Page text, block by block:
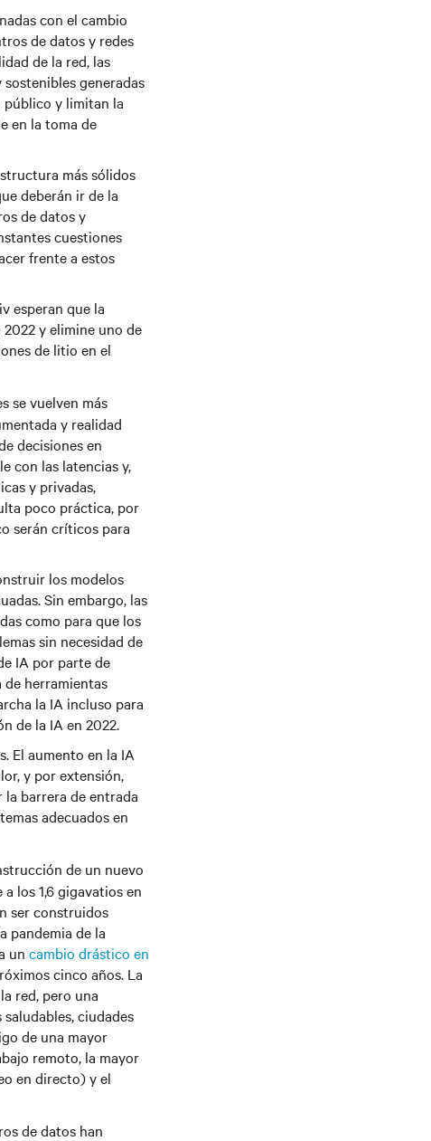
con el cambio
de datos y redes
de la red, las
generadas
público y limitan la
en la toma de
más sólidos
deberán ir de la
de datos y
cuestiones
frente a estos
esperan que la
y elimine uno de
de litio en el
se vuelven más
y realidad
decisiones en
con las latencias y,
y privadas,
poco práctica, por
serán críticos para
los modelos
Sin embargo, las
como para que los
sin necesidad de
IA por parte de
de herramientas
la IA incluso para
de la IA en 2022.
El aumento en la IA
y por extensión,
barrera de entrada
adecuados en
de un nuevo
los 1,6 gigavatios en
ser construidos
pandemia de la
un cambio drástico en
cinco años. La
red, pero una
ciudades
de una mayor
remoto, la mayor
en directo) y el
de datos han